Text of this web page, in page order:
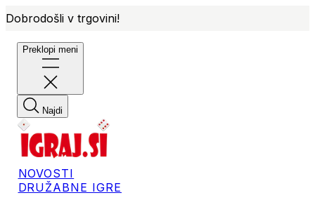
Dobrodošli v trgovini!
Preklopi meni
Najdi
NOVOSTI
DRUŽABNE IGRE